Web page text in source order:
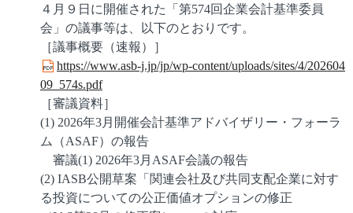
４月９日に開催された「第574回企業会計基準委員
会」の議事等は、以下のとおりです。
［議事概要（速報）］
https://www.asb-j.jp/jp/wp-content/uploads/sites/4/202604
09_574s.pdf
［審議資料］
(1) 2026年3月開催会計基準アドバイザリー・フォーラ
ム（ASAF）の報告
審議(1) 2026年3月ASAF会議の報告
(2) IASB公開草案「関連会社及び共同支配企業に対す
る投資についての公正価値オプションの修正